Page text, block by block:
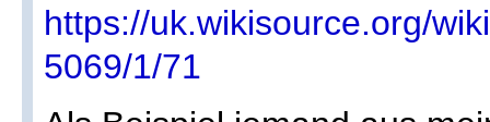
https://uk.wikisource.org/
5069/1/71